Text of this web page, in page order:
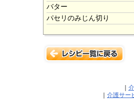
バター
パセリのみじん切り
介護サー